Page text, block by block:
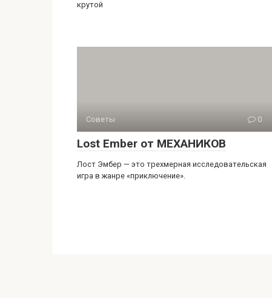
крутой
Советы 0
Lost Ember от МЕХАНИКОВ
Лост Эмбер — это трехмерная исследовательская
игра в жанре «приключение».